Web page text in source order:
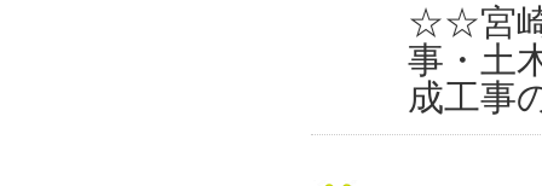
☆☆宮崎
事・土
成工事